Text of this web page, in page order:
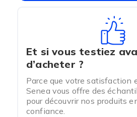
Et si vous testiez
d’acheter ?
Parce que votre satisfaction
Senea vous offre des
pour découvrir nos produits
confiance.